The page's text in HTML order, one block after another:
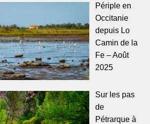
Périple en
Occitanie
depuis Lo
Camin de la
Fe – Août
2025
Sur les pas
de
Pétrarque à